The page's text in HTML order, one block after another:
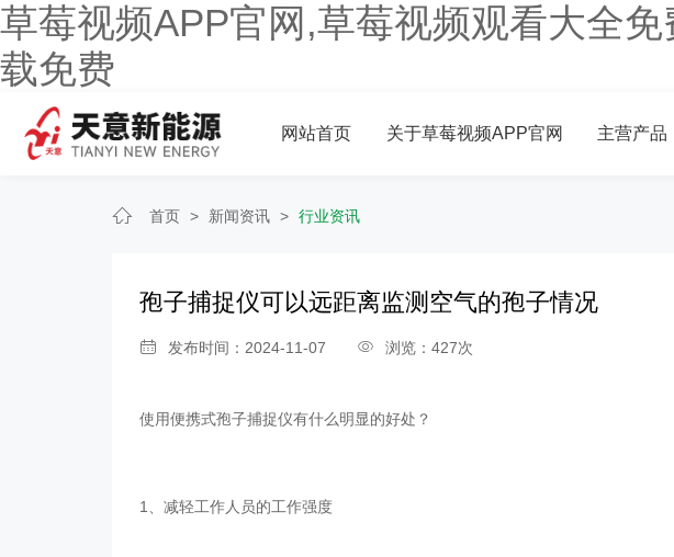
草莓视频APP官网,草莓视频观看大全
载免费
网站首页 关于草莓视频APP官网 主营产品
首页 > 新闻资讯 > 行业资讯
孢子捕捉仪可以远距离监测空气的孢子情况
发布时间：2024-11-07 浏览：427次
使用便携式孢子捕捉仪有什么明显的好处？
1、减轻工作人员的工作强度